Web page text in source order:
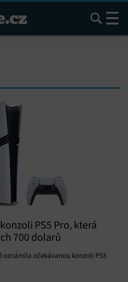
Hledat
PS5 Pro, která
700 dolarů
oznámila očekávanou konzoli PS5